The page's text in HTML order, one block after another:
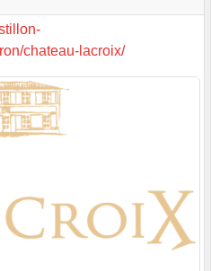
chateau-lacroix/